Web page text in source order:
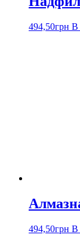
494,50грн В
494,50грн В